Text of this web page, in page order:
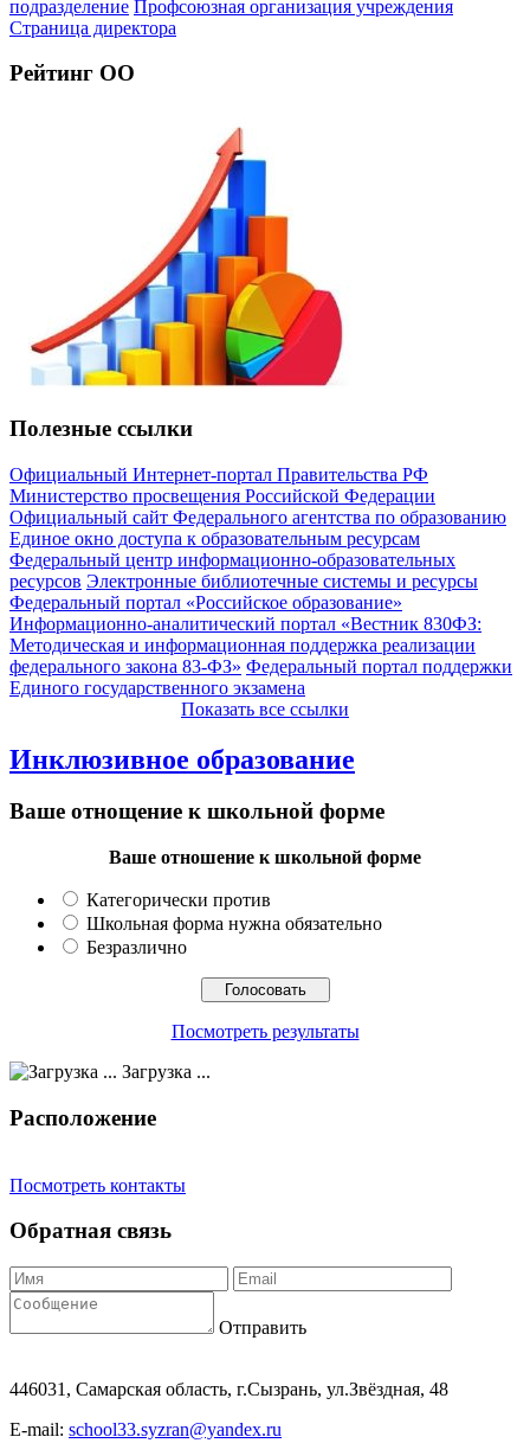
подразделение Профсоюзная организация учреждения
Страница директора
Рейтинг ОО
Полезные ссылки
Официальный Интернет-портал Правительства РФ
Министерство просвещения Российской Федерации
Официальный сайт Федерального агентства по образованию
Единое окно доступа к образовательным ресурсам
Федеральный центр информационно-образовательных
ресурсов Электронные библиотечные системы и ресурсы
Федеральный портал «Российское образование»
Информационно-аналитический портал «Вестник 830ФЗ:
Методическая и информационная поддержка реализации
федерального закона 83-ФЗ» Федеральный портал поддержки
Единого государственного экзамена
Показать все ссылки
Инклюзивное образование
Ваше отнощение к школьной форме
Ваше отношение к школьной форме
Категорически против
Школьная форма нужна обязательно
Безразлично
Посмотреть результаты
Загрузка ...
Расположение
Посмотреть контакты
Обратная связь
Отправить
446031, Самарская область, г.Сызрань, ул.Звёздная, 48
E-mail: school33.syzran@yandex.ru